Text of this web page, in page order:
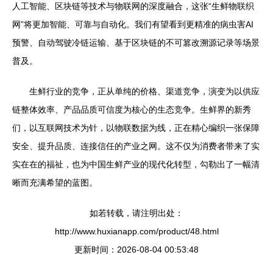
人工智能、区块链等技术与物联网的深度融合，这张“生鲜物联织
网”将更加智能、可靠与自动化。我们有望看到更精准的病虫害AI
预警、自动驾驶冷链运输、基于区块链的不可篡改溯源记录等场景
普及。
生鲜行业的竞争，正从单纯的价格、渠道竞争，演变为以供应
链整体效率、产品品质可信度为核心的生态竞争。生鲜界的新秀
们，以互联网技术为针，以物联数据为线，正在精心编织一张保障
安全、提升品质、连接信任的产业之网。这不仅为消费者带来了实
实在在的福祉，也为中国生鲜产业的现代化转型，勾勒出了一幅清
晰而充满希望的蓝图。
如若转载，请注明出处：
http://www.huxianapp.com/product/48.html
更新时间：2026-08-04 00:53:48